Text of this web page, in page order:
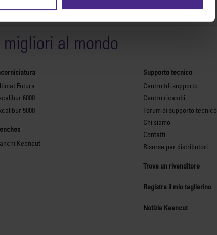
al mondo
Futura
6000
5000
Keencut
Supporto tecnico
Centro tdi supporto
Centro ricambi
Forum di supporto tecnico
Chi siamo
Contatti
Risorse per distributori
Trova un rivenditore
Registra il mio taglierino
Notizie Keencut